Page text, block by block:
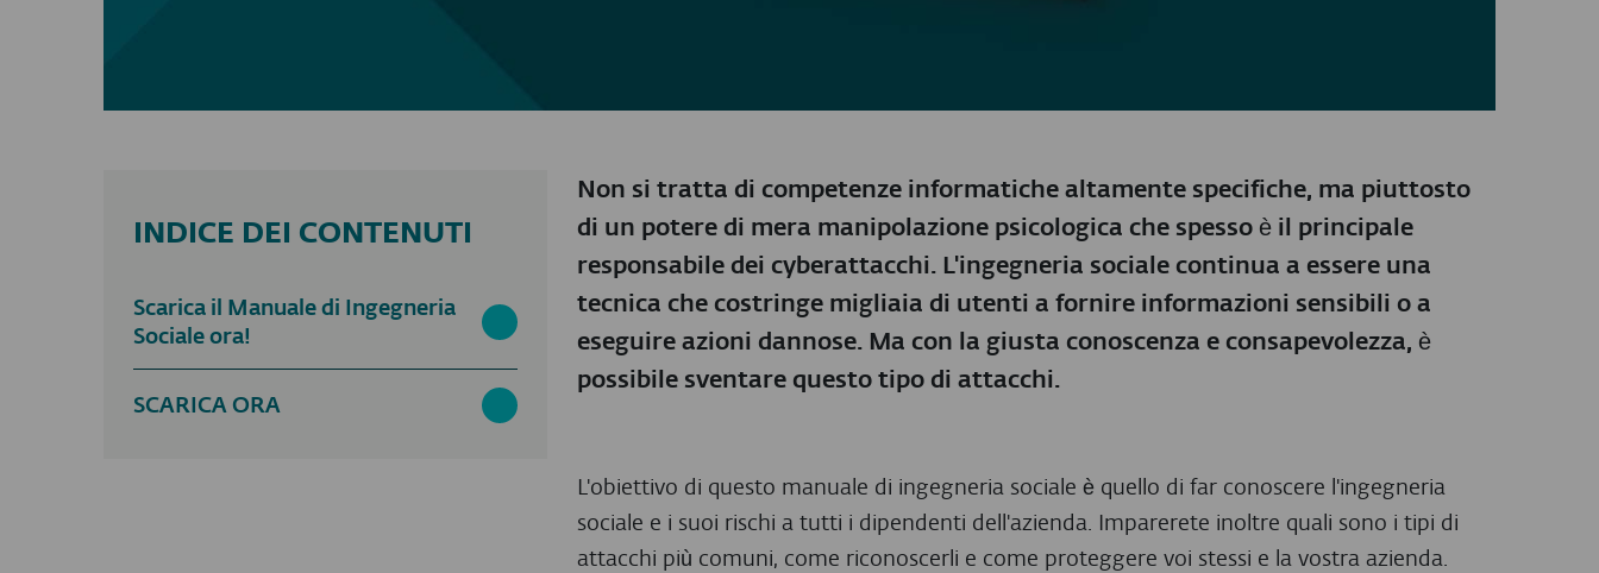
INDICE DEI CONTENUTI
Scarica il Manuale di Ingegneria
Sociale ora!
SCARICA ORA
Non si tratta di competenze informatiche altamente specifiche, ma piuttosto
di un potere di mera manipolazione psicologica che spesso è il principale
responsabile dei cyberattacchi. L'ingegneria sociale continua a essere una
tecnica che costringe migliaia di utenti a fornire informazioni sensibili o a
eseguire azioni dannose. Ma con la giusta conoscenza e consapevolezza, è
possibile sventare questo tipo di attacchi.
L'obiettivo di questo manuale di ingegneria sociale è quello di far conoscere l'ingegneria
sociale e i suoi rischi a tutti i dipendenti dell'azienda. Imparerete inoltre quali sono i tipi di
attacchi più comuni, come riconoscerli e come proteggere voi stessi e la vostra azienda.